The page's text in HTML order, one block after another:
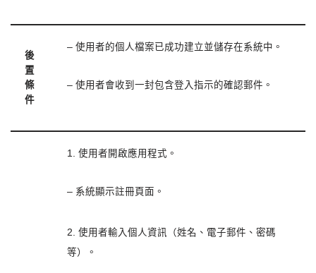
後
置
條
件
– 使用者的個人檔案已成功建立並儲存在系統中。
– 使用者會收到一封包含登入指示的確認郵件。
1. 使用者開啟應用程式。
– 系統顯示註冊頁面。
2. 使用者輸入個人資訊（姓名、電子郵件、密碼
等）。